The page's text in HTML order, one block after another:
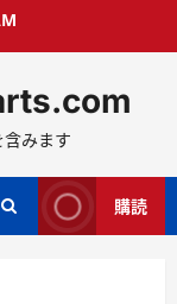
みます
購読